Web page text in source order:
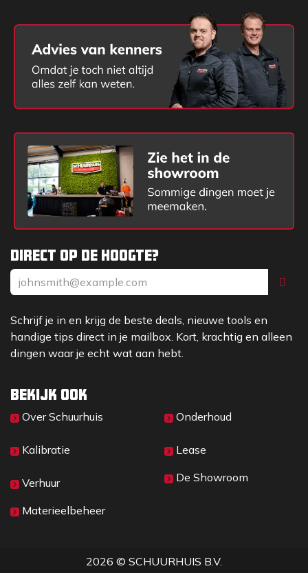
Direct op de hoogte?
Schrijf je in en krijg de beste deals, nieuwe tools en
handige tips direct in je mailbox. Kort, krachtig en alleen
dingen waar je echt wat aan hebt.
Bekijk ook
Over Sc​huurhuis
Kalibratie
Verhuur
Materieelbeheer
Onderhoud
Lease
De Showroom
2026 © SCHUURHUIS B.V.